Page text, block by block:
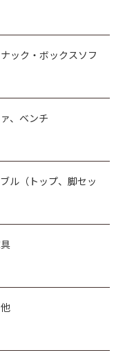
ック・ボックスソフ
、ベンチ
ル（トップ、脚セッ